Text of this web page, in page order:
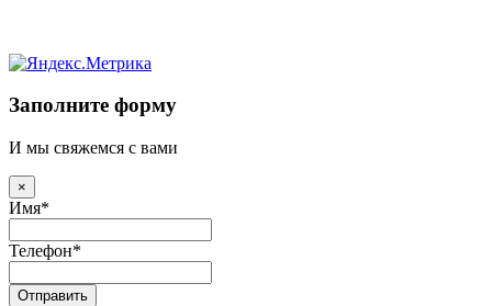
Заполните форму
И мы свяжемся с вами
×
Имя*
Телефон*
Отправить